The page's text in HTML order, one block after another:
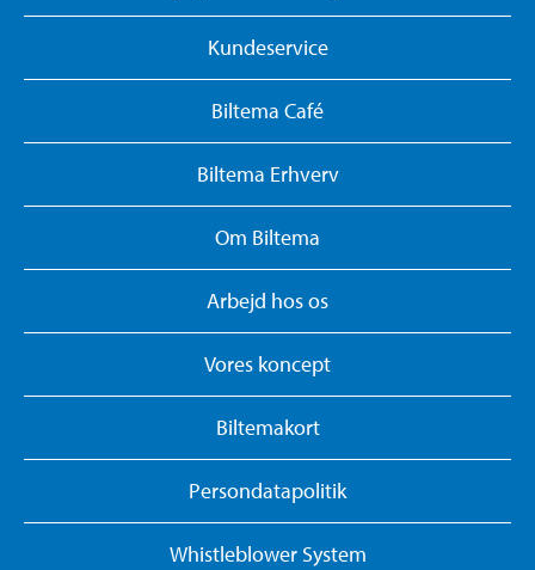
Kundeservice
Biltema Café
Biltema Erhverv
Om Biltema
Arbejd hos os
Vores koncept
Biltemakort
Persondatapolitik
Whistleblower System